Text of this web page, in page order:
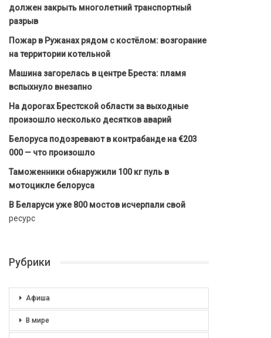
должен закрыть многолетний транспортный
разрыв
Пожар в Ружанах рядом с костёлом: возгорание
на территории котельной
Машина загорелась в центре Бреста: пламя
вспыхнуло внезапно
На дорогах Брестской области за выходные
произошло несколько десятков аварий
Белоруса подозревают в контрабанде на €203
000 — что произошло
Таможенники обнаружили 100 кг пуль в
мотоцикле белоруса
В Беларуси уже 800 мостов исчерпали свой
ресурс
Рубрики
Афиша
В мире